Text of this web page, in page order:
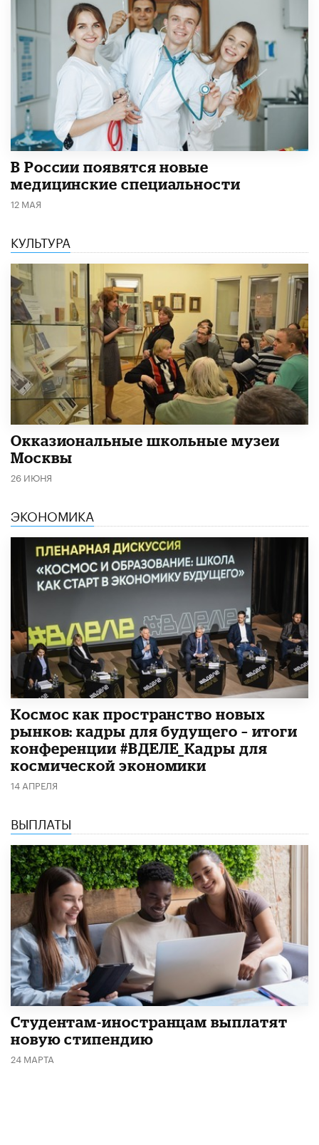
В России появятся новые
медицинские специальности
12 МАЯ
КУЛЬТУРА
​Окказиональные школьные музеи
Москвы
26 ИЮНЯ
ЭКОНОМИКА
Космос как пространство новых
рынков: кадры для будущего – итоги
конференции #ВДЕЛЕ_Кадры для
космической экономики
14 АПРЕЛЯ
ВЫПЛАТЫ
Студентам-иностранцам выплатят
новую стипендию
24 МАРТА